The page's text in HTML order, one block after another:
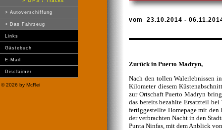
©2026 by McRei
> Autoverschiffung
> Das Fahrzeug
Links
Gästebuch
E-Mail
Disclaimer
vom 23.10.2014 -
Zurück in Puerto Madryn,
Nach den tollen Walerlebnissen
Kilometer diesem
zur Ortschaft Puerto Madryn
das bereits bezahlte Ersatzteil
fertiggestellte Homepage mit den
der verbrachten Nacht in den
Punta Ninfas, mit dem Anblick